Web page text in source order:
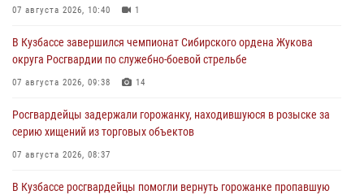
07 августа 2026, 10:40 1
В Кузбассе завершился чемпионат Сибирского ордена Жукова
округа Росгвардии по служебно-боевой стрельбе
07 августа 2026, 09:38 14
Росгвардейцы задержали горожанку, находившуюся в розыске за
серию хищений из торговых объектов
07 августа 2026, 08:37
В Кузбассе росгвардейцы помогли вернуть горожанке пропавшую